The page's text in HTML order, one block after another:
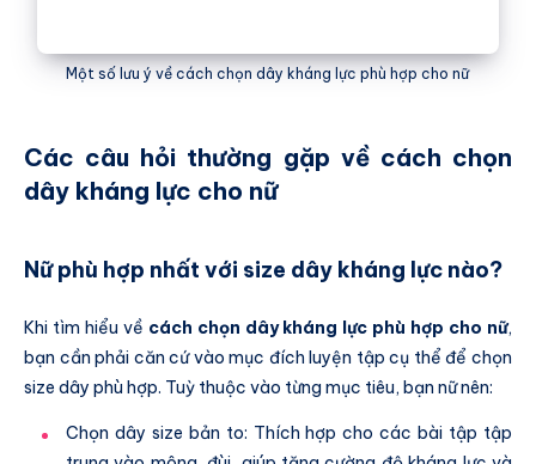
Một số lưu ý về cách chọn dây kháng lực phù hợp cho nữ
Các câu hỏi thường gặp về cách chọn
dây kháng lực cho nữ
Nữ phù hợp nhất với size dây kháng lực nào?
Khi tìm hiểu về cách chọn dây kháng lực phù hợp cho nữ,
bạn cần phải căn cứ vào mục đích luyện tập cụ thể để chọn
size dây phù hợp. Tuỳ thuộc vào từng mục tiêu, bạn nữ nên:
Chọn dây size bản to: Thích hợp cho các bài tập tập